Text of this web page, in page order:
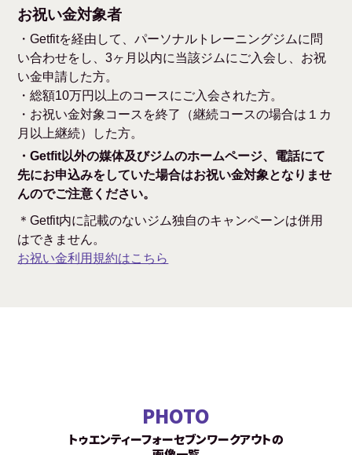
お祝い金対象者
・Getfitを経由して、パーソナルトレーニングジムに問
い合わせをし、3ヶ月以内に当該ジムにご入会し、お祝
い金申請した方。
・総額10万円以上のコースにご入会された方。
・お祝い金対象コースを終了（継続コースの場合は１カ
月以上継続）した方。
・Getfit以外の媒体及びジムのホームページ、電話にて
先にお申込みをしていた場合はお祝い金対象となりませ
んのでご注意ください。
＊Getfit内に記載のないジム独自のキャンペーンは併用
はできません。
お祝い金利用規約はこちら
PHOTO
トゥエンティーフォーセブンワークアウトの